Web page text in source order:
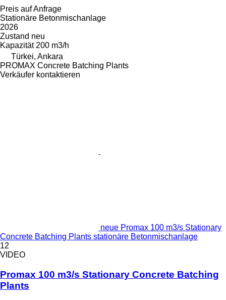
Preis auf Anfrage
Stationäre Betonmischanlage
2026
Zustand neu
Kapazität 200 m3/h
Türkei, Ankara
PROMAX Concrete Batching Plants
Verkäufer kontaktieren
neue Promax 100 m3/s Stationary
Concrete Batching Plants stationäre Betonmischanlage
12
VIDEO
Promax 100 m3/s Stationary Concrete Batching
Plants